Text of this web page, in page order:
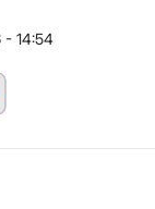
- 14:54